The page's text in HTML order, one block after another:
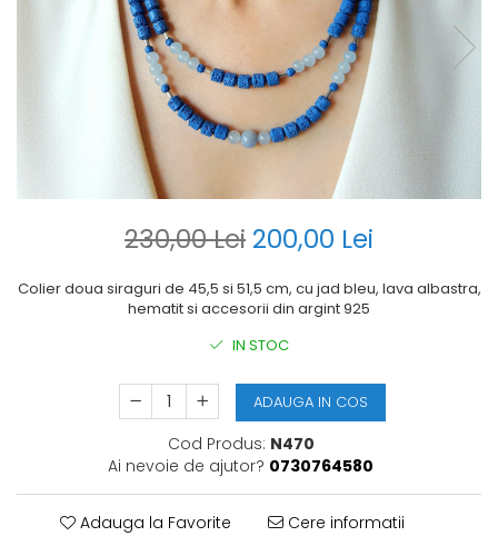
230,00 Lei 200,00 Lei
Colier doua siraguri de 45,5 si 51,5 cm, cu jad bleu, lava albastra,
hematit si accesorii din argint 925
IN STOC
ADAUGA IN COS
Cod Produs: N470
Ai nevoie de ajutor? 0730764580
Adauga la Favorite Cere informatii